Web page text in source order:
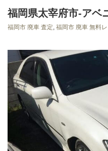
福岡県太宰府市-アベ
福岡市 廃車 査定, 福岡市 廃車 無料